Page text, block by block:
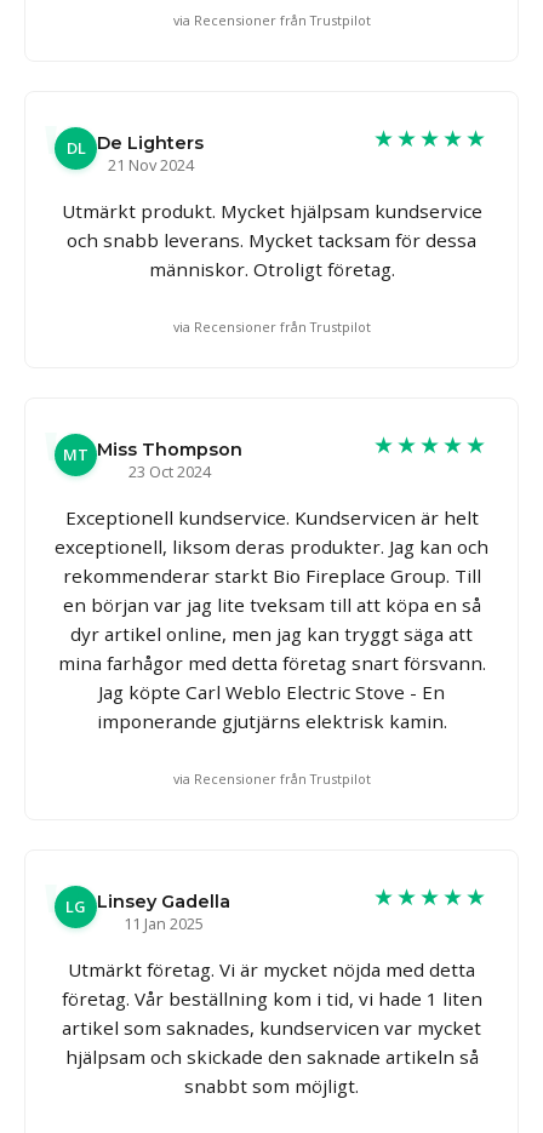
via Recensioner från Trustpilot
DL De Lighters
21 Nov 2024
★★★★★
Utmärkt produkt. Mycket hjälpsam kundservice
och snabb leverans. Mycket tacksam för dessa
människor. Otroligt företag.
via Recensioner från Trustpilot
MT Miss Thompson
23 Oct 2024
★★★★★
Exceptionell kundservice. Kundservicen är helt
exceptionell, liksom deras produkter. Jag kan och
rekommenderar starkt Bio Fireplace Group. Till
en början var jag lite tveksam till att köpa en så
dyr artikel online, men jag kan tryggt säga att
mina farhågor med detta företag snart försvann.
Jag köpte Carl Weblo Electric Stove - En
imponerande gjutjärns elektrisk kamin.
via Recensioner från Trustpilot
LG
Linsey Gadella
11 Jan 2025
★★★★★
Utmärkt företag. Vi är mycket nöjda med detta
företag. Vår beställning kom i tid, vi hade 1 liten
artikel som saknades, kundservicen var mycket
hjälpsam och skickade den saknade artikeln så
snabbt som möjligt.